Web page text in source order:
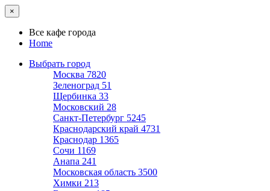
×
Все кафе города
Home
Выбрать город
Москва 7820
Зеленоград 51
Щербинка 33
Московский 28
Санкт-Петербург 5245
Краснодарский край 4731
Краснодар 1365
Сочи 1169
Анапа 241
Московская область 3500
Химки 213